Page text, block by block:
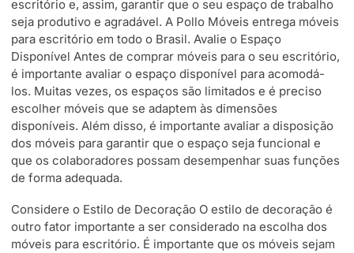
escritório e, assim, garantir que o seu espaço de trabalho
seja produtivo e agradável. A Pollo Móveis entrega móveis
para escritório em todo o Brasil. Avalie o Espaço
Disponível Antes de comprar móveis para o seu escritório,
é importante avaliar o espaço disponível para acomodá-
los. Muitas vezes, os espaços são limitados e é preciso
escolher móveis que se adaptem às dimensões
disponíveis. Além disso, é importante avaliar a disposição
dos móveis para garantir que o espaço seja funcional e
que os colaboradores possam desempenhar suas funções
de forma adequada.
Considere o Estilo de Decoração O estilo de decoração é
outro fator importante a ser considerado na escolha dos
móveis para escritório. É importante que os móveis sejam